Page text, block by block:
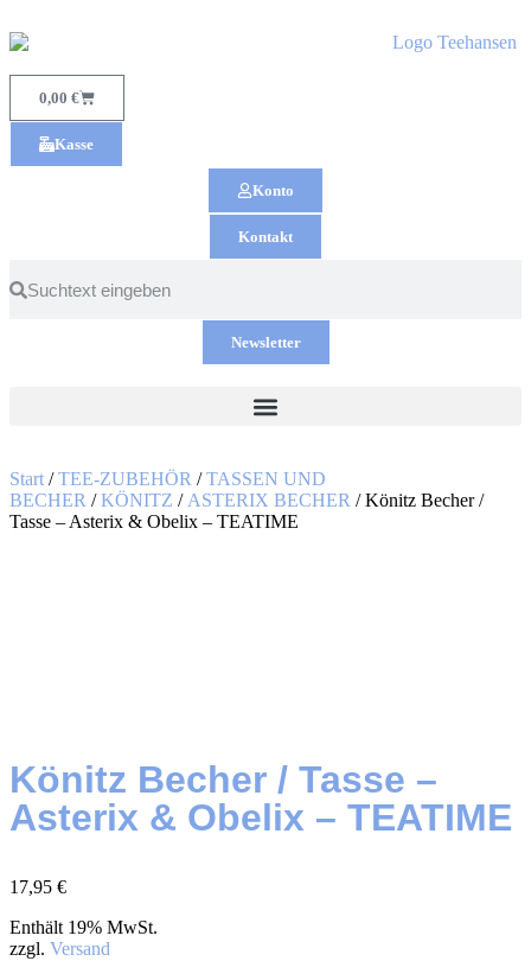
0,00 €
Kasse
Konto
Kontakt
Newsletter
Start /TEE-ZUBEHÖR /TASSEN UND
BECHER /KÖNITZ / ASTERIX BECHER / Könitz Becher /
Tasse – Asterix & Obelix – TEATIME
Könitz Becher / Tasse –
Asterix & Obelix – TEATIME
17,95 €
Enthält 19% MwSt.
zzgl. Versand